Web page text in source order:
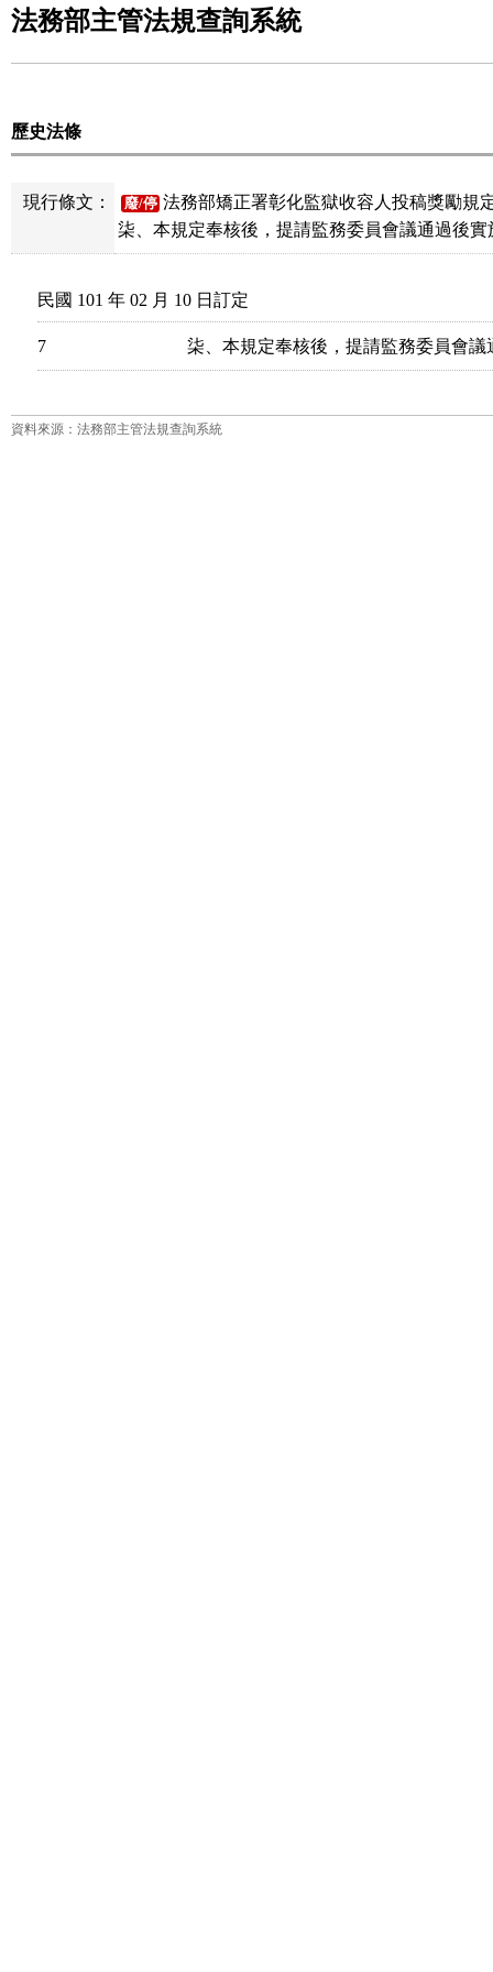
法務部主管法規查詢系統
歷史法條
現行條文： 廢/停 法務部矯正署彰化監獄收容人投稿獎勵規
柒、本規定奉核後，提請監務委員會議通過後
民國 101 年 02 月 10 日訂定
7 柒、本規定奉核後，提請監務委員會
資料來源：法務部主管法規查詢系統